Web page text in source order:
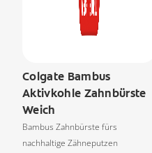
Colgate Bambus
Aktivkohle Zahnbürste
Weich
Bambus Zahnbürste fürs
nachhaltige Zähneputzen